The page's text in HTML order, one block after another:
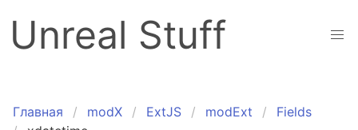
Unreal Stuff
Главная modX ExtJS modExt
Fields